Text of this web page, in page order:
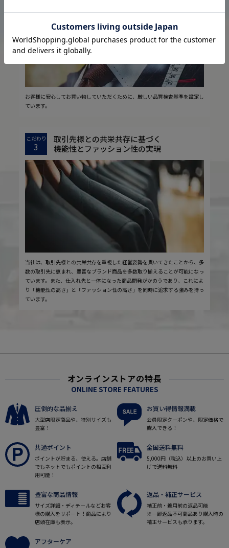
お客様に安心してお買い物していただくために、厳しい品質検査基準を設定し
ています。
こだわり
3
取引先様との共栄共存に基づく
機能性とファッション性の実現
当社は、取引先様との共栄共存を重視した経営姿勢を貫いてきたことから、多
数の取引先に恵まれ、豊富なブランド商品を多数取り揃えることが可能になっ
ています。また、仕入れ先と一体になった商品開発がかのうであり、これによ
り「機能性の高さ」と「ファッション性の高さ」を同時に追求する強みを持っ
ています。
オンラインストアの特長
ONLINE STORE FEATURES
圧倒的な品揃え
大型店限定商品や、特別サイズも
豊富！
お買い得情報満載
会員限定クーポンや、限定価格で
購入できる！
共通ポイント
ポイントが貯まる、使える。店舗
でもネットでもポイントの相互利
用可能！
全国送料無料
5,000円（税込）以上のお買い上
げで送料無料
豊富な商品情報
サイズ詳細・ディテールなどお客
様の購入をサポート！商品により
店頭在庫も表示。
返品・補正サービス
補正前・着用前の返品可能
※一部返品不可商品あり購入時の
補正サービスも承ります。
アフターケア